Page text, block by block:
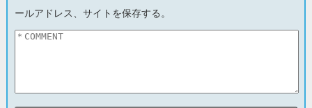
ールアドレス、サイトを保存する。